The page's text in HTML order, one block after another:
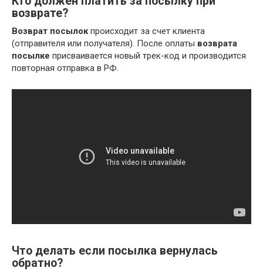
возврате?
Возврат посылокпроисходит за счет клиента
(отправителя или получателя). После оплаты возврата
посылке присваивается новый трек-код и производится
повторная отправка в РФ.
Что делать если посылка вернулась
обратно?